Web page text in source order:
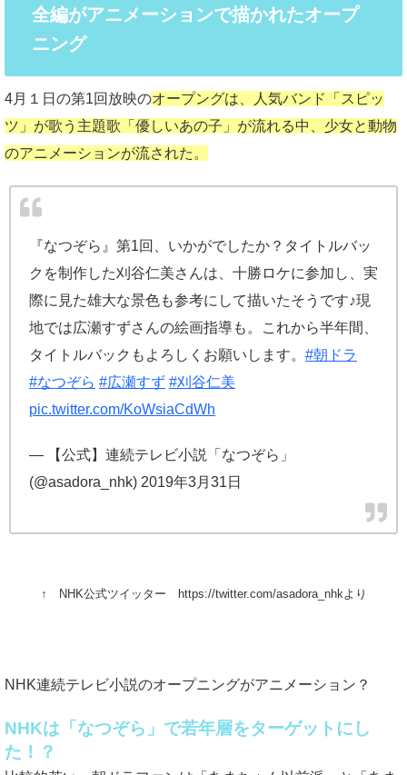
全編がアニメーションで描かれたオープ
ニング
4月１日の第1回放映のオープングは、人気バンド「スピッ
ツ」が歌う主題歌「優しいあの子」が流れる中、少女と動物
のアニメーションが流された。
『なつぞら』第1回、いかがでしたか？タイトルバッ
クを制作した刈谷仁美さんは、十勝ロケに参加し、実
際に見た雄大な景色も参考にして描いたそうです♪現
地では広瀬すずさんの絵画指導も。これから半年間、
タイトルバックもよろしくお願いします。 #朝ドラ
#なつぞら #広瀬すず #刈谷仁美
pic.twitter.com/KoWsiaCdWh
— 【公式】連続テレビ小説「なつぞら」
(@asadora_nhk) 2019年3月31日
↑ NHK公式ツイッター https://twitter.com/asadora_nhkより
NHK連続テレビ小説のオープニングがアニメーション？
NHKは「なつぞら」で若年層をターゲットにし
た！？